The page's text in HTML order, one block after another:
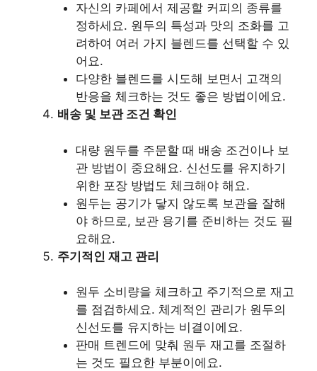
자신의 카페에서 제공할 커피의 종류를
정하세요. 원두의 특성과 맛의 조화를 고
려하여 여러 가지 블렌드를 선택할 수 있
어요.
다양한 블렌드를 시도해 보면서 고객의
반응을 체크하는 것도 좋은 방법이에요.
배송 및 보관 조건 확인
대량 원두를 주문할 때 배송 조건이나 보
관 방법이 중요해요. 신선도를 유지하기
위한 포장 방법도 체크해야 해요.
원두는 공기가 닿지 않도록 보관을 잘해
야 하므로, 보관 용기를 준비하는 것도 필
요해요.
주기적인 재고 관리
원두 소비량을 체크하고 주기적으로 재고
를 점검하세요. 체계적인 관리가 원두의
신선도를 유지하는 비결이에요.
판매 트렌드에 맞춰 원두 재고를 조절하
는 것도 필요한 부분이에요.